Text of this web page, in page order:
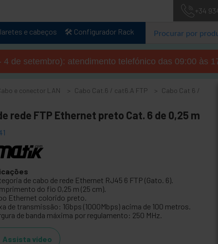
+34
e cabeços 🛠️ Configurador Rack
de setembro): atendimento telefónico das 09:00 às
e conector LAN Cabo Cat.6 / cat6.A FTP
Cabo Cat 6 /
rede FTP Ethernet preto Cat. 6 de 0,25 m
de cabo de rede Ethernet RJ45 6 FTP (Gato. 6).
do fio 0,25 m (25 cm).
Ethernet colorido preto.
de transmissão: 1Gbps (1000Mbps) acima de 100 metros.
de banda máxima por regulamento: 250 MHz.
Assista vídeo